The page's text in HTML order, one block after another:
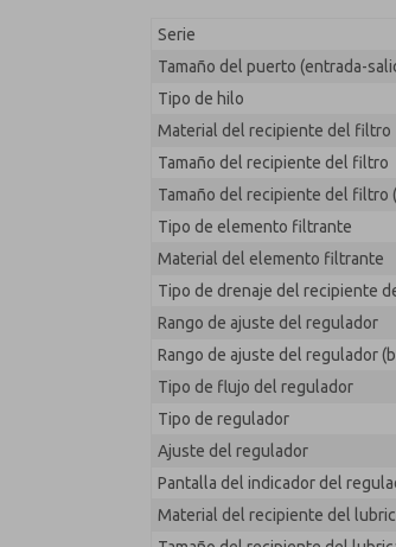
Serie
Tamaño del puerto (entrada-
Tipo de hilo
Material del recipiente del filtro
Tamaño del recipiente del filtro
Tamaño del recipiente del filtro
Tipo de elemento filtrante
Material del elemento filtrante
Tipo de drenaje del recipiente
Rango de ajuste del regulador
Rango de ajuste del regulador
Tipo de flujo del regulador
Tipo de regulador
Ajuste del regulador
Pantalla del indicador del
Material del recipiente del